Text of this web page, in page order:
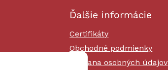
Ďalšie informácie
Certifikáty
Obchodné podmienky
Ochrana osobných údajov